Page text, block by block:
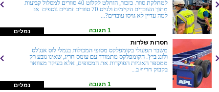
נמלים
למחלקת סוור. כזכור, הוחלט לקלוט 40 סוורים למסלול קביעות
מתוך העובדים הקיימים ולגייס 70 סוורים זמניים נוספים. אז
למה עדיין לא גויסו עובדים?...
1 תגובה
נמלים
חסרות שלדות
משבר תפעולי בקומפלקס מסופי המכולות בנמלי לוס אנג'לס
ולונג ביץ'. הקומפלקס מתמודד עם עומס חריג, שאינו נובע רק
ממספר האוניות הפוקדות את המסופים, אלא בעיקר מצוואר
בקבוק חריף ב...
1 תגובה